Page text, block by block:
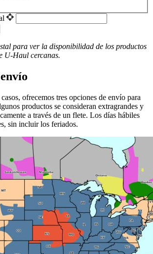
para ver la disponibilidad de los productos
U-Haul ​​​​​​​ cercanas.
ofrecemos tres opciones de envío para
productos se consideran extragrandes y
a través de un flete. Los días hábiles
sin incluir los feriados.